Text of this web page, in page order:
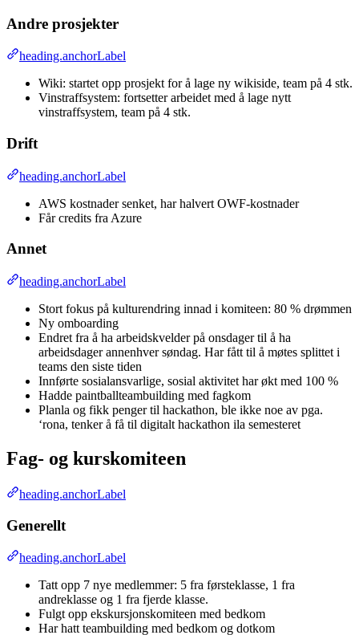
Andre prosjekter
heading.anchorLabel
Wiki: startet opp prosjekt for å lage ny wikiside, team på 4 stk.
Vinstraffsystem: fortsetter arbeidet med å lage nytt
vinstraffsystem, team på 4 stk.
Drift
heading.anchorLabel
AWS kostnader senket, har halvert OWF-kostnader
Får credits fra Azure
Annet
heading.anchorLabel
Stort fokus på kulturendring innad i komiteen: 80 % drømmen
Ny omboarding
Endret fra å ha arbeidskvelder på onsdager til å ha
arbeidsdager annenhver søndag. Har fått til å møtes splittet i
teams den siste tiden
Innførte sosialansvarlige, sosial aktivitet har økt med 100 %
Hadde paintballteambuilding med fagkom
Planla og fikk penger til hackathon, ble ikke noe av pga.
‘rona, tenker å få til digitalt hackathon ila semesteret
Fag- og kurskomiteen
heading.anchorLabel
Generellt
heading.anchorLabel
Tatt opp 7 nye medlemmer: 5 fra førsteklasse, 1 fra
andreklasse og 1 fra fjerde klasse.
Fulgt opp ekskursjonskomiteen med bedkom
Har hatt teambuilding med bedkom og dotkom